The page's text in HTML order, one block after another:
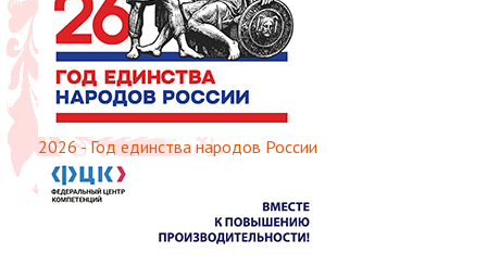
2026 - Год единства народов России